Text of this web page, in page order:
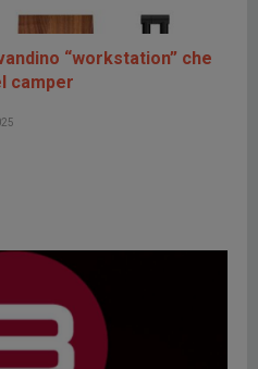
“workstation” che
camper